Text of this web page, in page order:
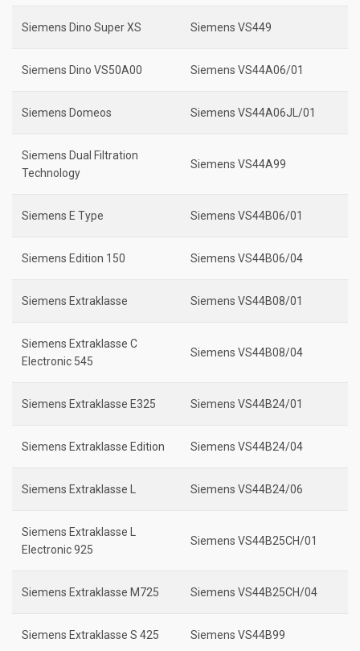
Siemens Dino Super XS Siemens VS449
Siemens Dino VS50A00 Siemens VS44A06/01
Siemens Domeos Siemens VS44A06JL/01
Siemens Dual Filtration
Technology
Siemens VS44A99
Siemens E Type Siemens VS44B06/01
Siemens Edition 150 Siemens VS44B06/04
Siemens Extraklasse Siemens VS44B08/01
Siemens Extraklasse C
Electronic 545
Siemens VS44B08/04
Siemens Extraklasse E325 Siemens VS44B24/01
Siemens Extraklasse Edition Siemens VS44B24/04
Siemens Extraklasse L Siemens VS44B24/06
Siemens Extraklasse L
Electronic 925
Siemens VS44B25CH/01
Siemens Extraklasse M725 Siemens VS44B25CH/04
Siemens Extraklasse S 425 Siemens VS44B99